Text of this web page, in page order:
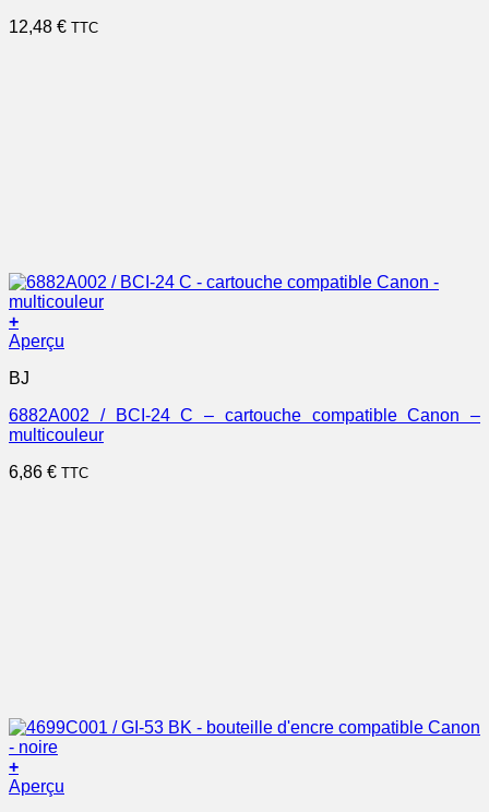
12,48 € TTC
+
Aperçu
BJ
6882A002 / BCI-24 C – cartouche compatible Canon –
multicouleur
6,86 € TTC
+
Aperçu